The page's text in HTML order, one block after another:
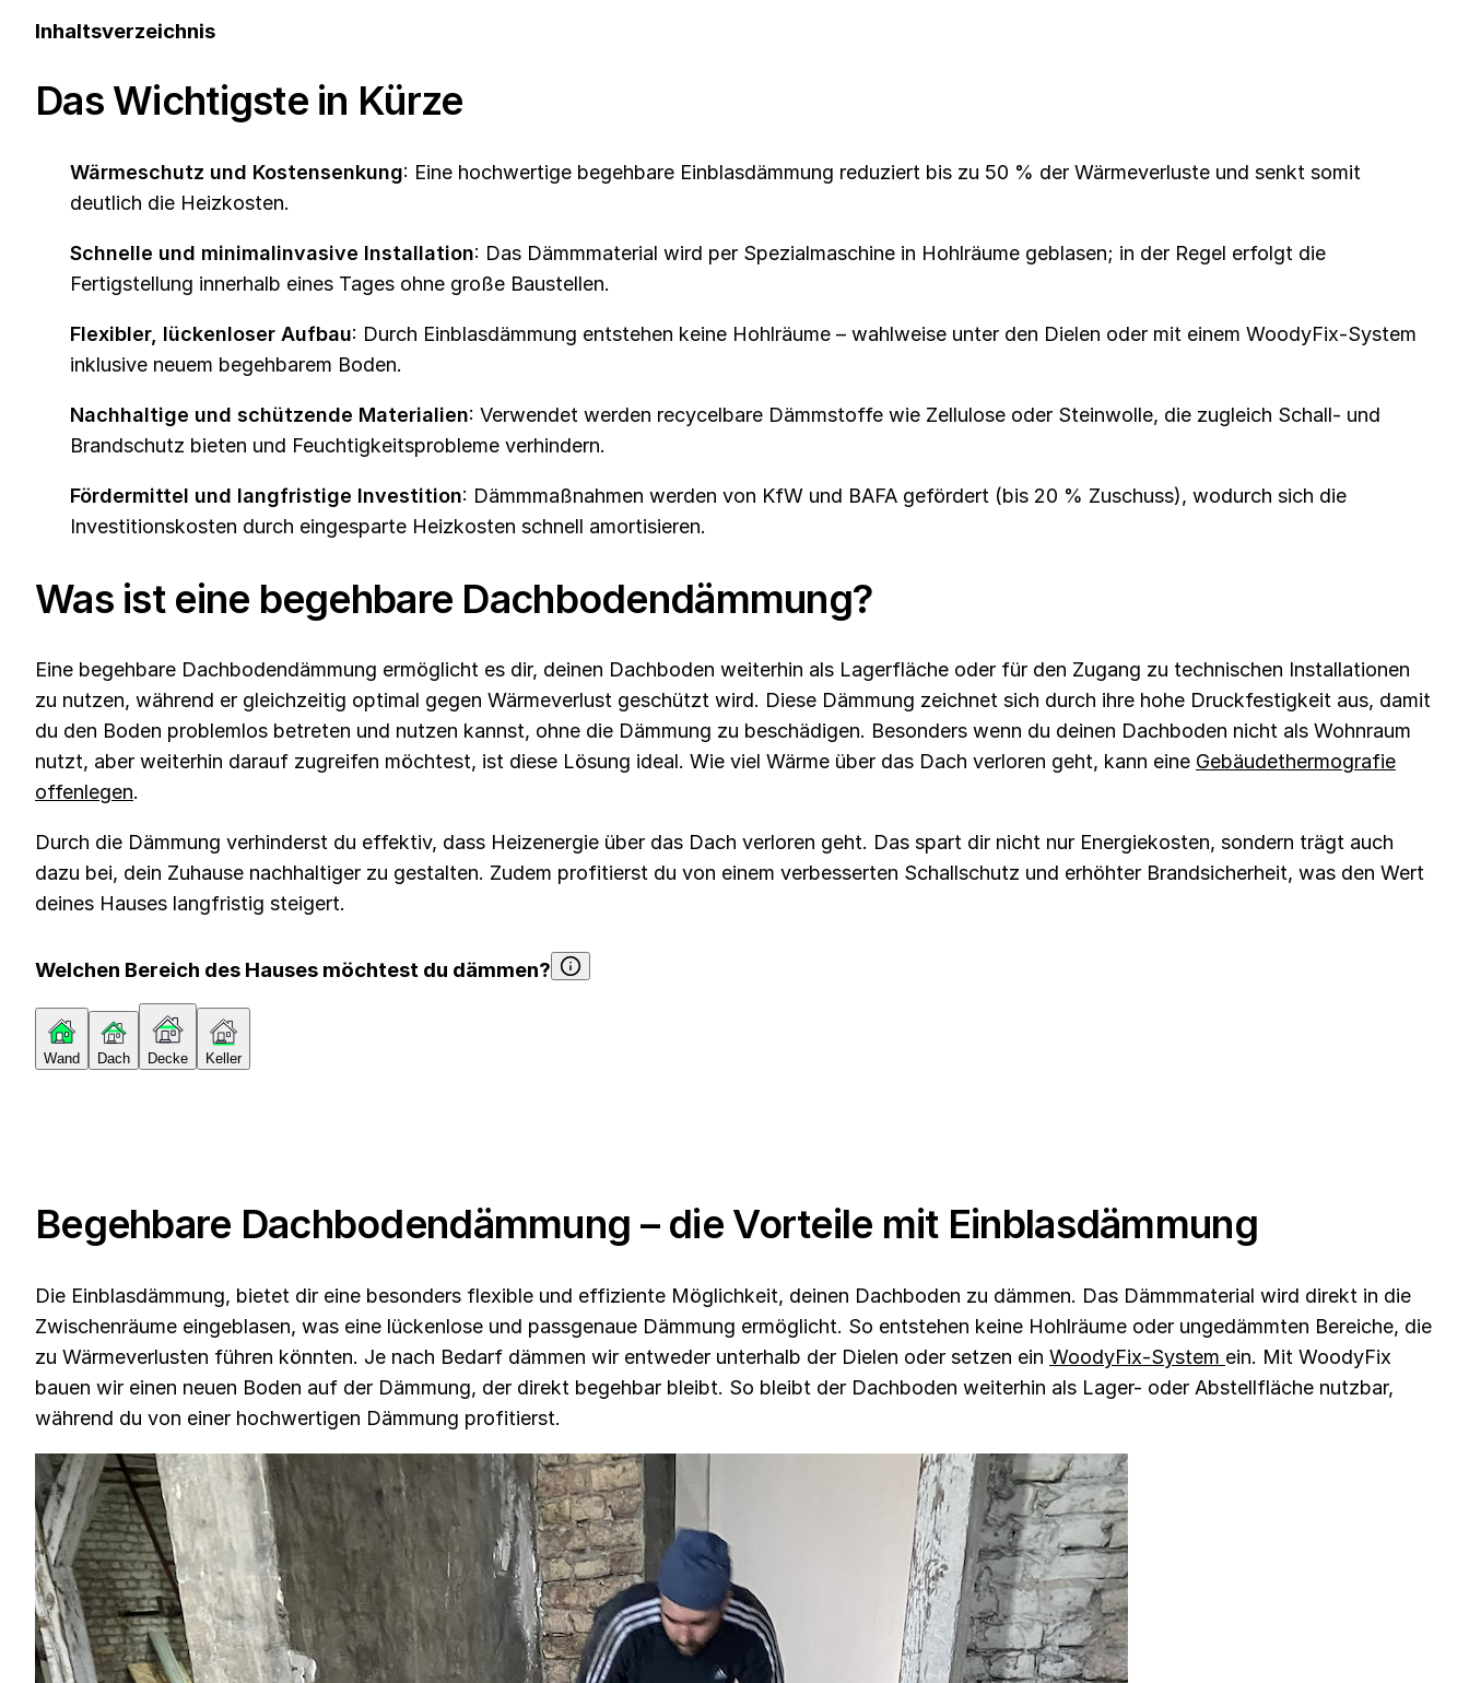
Inhaltsverzeichnis
Das Wichtigste in Kürze
Wärmeschutz und Kostensenkung: Eine hochwertige begehbare Einblasdämmung reduziert bis zu 50 % der Wärmeverluste und senkt somit
deutlich die Heizkosten.
Schnelle und minimalinvasive Installation: Das Dämmmaterial wird per Spezialmaschine in Hohlräume geblasen; in der Regel erfolgt die
Fertigstellung innerhalb eines Tages ohne große Baustellen.
Flexibler, lückenloser Aufbau: Durch Einblasdämmung entstehen keine Hohlräume – wahlweise unter den Dielen oder mit einem WoodyFix-System
inklusive neuem begehbarem Boden.
Nachhaltige und schützende Materialien: Verwendet werden recycelbare Dämmstoffe wie Zellulose oder Steinwolle, die zugleich Schall- und
Brandschutz bieten und Feuchtigkeitsprobleme verhindern.
Fördermittel und langfristige Investition: Dämmmaßnahmen werden von KfW und BAFA gefördert (bis 20 % Zuschuss), wodurch sich die
Investitionskosten durch eingesparte Heizkosten schnell amortisieren.
Was ist eine begehbare Dachbodendämmung?
Eine begehbare Dachbodendämmung ermöglicht es dir, deinen Dachboden weiterhin als Lagerfläche oder für den Zugang zu technischen Installationen
zu nutzen, während er gleichzeitig optimal gegen Wärmeverlust geschützt wird. Diese Dämmung zeichnet sich durch ihre hohe Druckfestigkeit aus, damit
du den Boden problemlos betreten und nutzen kannst, ohne die Dämmung zu beschädigen. Besonders wenn du deinen Dachboden nicht als Wohnraum
nutzt, aber weiterhin darauf zugreifen möchtest, ist diese Lösung ideal. Wie viel Wärme über das Dach verloren geht, kann eine Gebäudethermografie
offenlegen.
Durch die Dämmung verhinderst du effektiv, dass Heizenergie über das Dach verloren geht. Das spart dir nicht nur Energiekosten, sondern trägt auch
dazu bei, dein Zuhause nachhaltiger zu gestalten. Zudem profitierst du von einem verbesserten Schallschutz und erhöhter Brandsicherheit, was den Wert
deines Hauses langfristig steigert.‍
Welchen Bereich des Hauses möchtest du dämmen?
Wand Dach Decke Keller
Begehbare Dachbodendämmung – die Vorteile mit Einblasdämmung
Die Einblasdämmung, bietet dir eine besonders flexible und effiziente Möglichkeit, deinen Dachboden zu dämmen. Das Dämmmaterial wird direkt in die
Zwischenräume eingeblasen, was eine lückenlose und passgenaue Dämmung ermöglicht. So entstehen keine Hohlräume oder ungedämmten Bereiche, die
zu Wärmeverlusten führen könnten. Je nach Bedarf dämmen wir entweder unterhalb der Dielen oder setzen ein WoodyFix-System ein. Mit WoodyFix
bauen wir einen neuen Boden auf der Dämmung, der direkt begehbar bleibt. So bleibt der Dachboden weiterhin als Lager- oder Abstellfläche nutzbar,
während du von einer hochwertigen Dämmung profitierst.